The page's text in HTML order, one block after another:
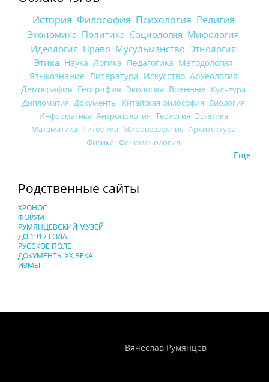
История Философия Психология Религия
Экономика Политика Социология Мифология
Идеология Право Мусульманство Этнология
Этика Наука Логика Педагогика Методология
Языкознание Литература Искусство Археология
Демография География Экология Военные Культура
Дипломатия Документы Китайская философия Биология
Информатика Антропология Теология Эстетика
Математика Риторика Мировоззрение Архитектура
Физика Феноменология
Еще
Родственные сайты
ХРОНОС
ФОРУМ
РУМЯНЦЕВСКИЙ МУЗЕЙ
ДО 1917 ГОДА
РУССКОЕ ПОЛЕ
ДОКУМЕНТЫ XX ВЕКА
ИЗМЫ
Вячеслав Румянцев